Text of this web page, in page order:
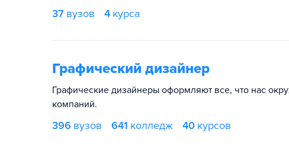
37 вузов 4 курса
Графический дизайнер
Графические дизайнеры оформляют все, что нас
компаний.
396 вузов 641 колледж 40 курсов